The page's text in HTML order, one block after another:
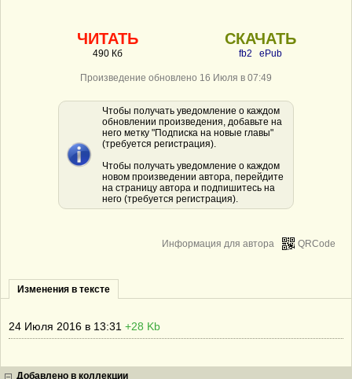
ЧИТАТЬ
490 Кб
СКАЧАТЬ
fb2 ePub
Произведение обновлено 16 Июля в 07:49
Чтобы получать уведомление о каждом
обновлении произведения, добавьте на
него метку "Подписка на новые главы"
(требуется регистрация).
Чтобы получать уведомление о каждом
новом произведении автора, перейдите
на страницу автора и подпишитесь на
него (требуется регистрация).
QRCode
Информация для автора
Изменения в тексте
24 Июля 2016 в 13:31 +28 Kb
Добавлено в коллекции